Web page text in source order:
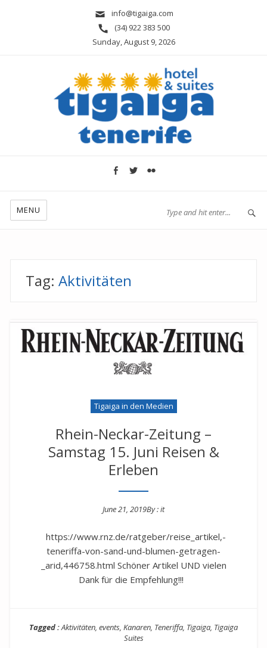
info@tigaiga.com
(34) 922 383 500
Sunday, August 9, 2026
MENU
Tag: Aktivitäten
Tigaiga in den Medien
Rhein-Neckar-Zeitung –
Samstag 15. Juni Reisen &
Erleben
June 21, 2019By :it
https://www.rnz.de/ratgeber/reise_artikel,-
teneriffa-von-sand-und-blumen-getragen-
_arid,446758.html Schöner Artikel UND vielen
Dank für die Empfehlung!!!
Tagged :Aktivitäten, events, Kanaren, Teneriffa, Tigaiga, Tigaiga
Suites